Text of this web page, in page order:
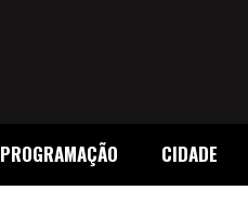
PROGRAMAÇÃO CIDADE